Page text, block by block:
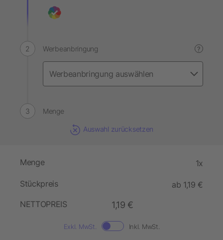
Werbeanbringung ?
Menge
Auswahl zurücksetzen
Menge 1x
Stückpreis
ab 1,19 €
NETTOPREIS
1,19 €
Exkl. MwSt. Inkl. MwSt.